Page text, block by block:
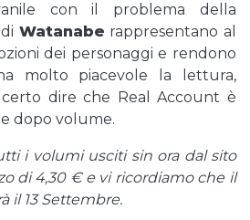
con il problema della
Watanabe rappresentano al
dei personaggi e rendono
molto piacevole la lettura,
dire che Real Account è
dopo volume.
i volumi usciti sin ora dal sito
di 4,30 € e vi ricordiamo che il
il 13 Settembre.